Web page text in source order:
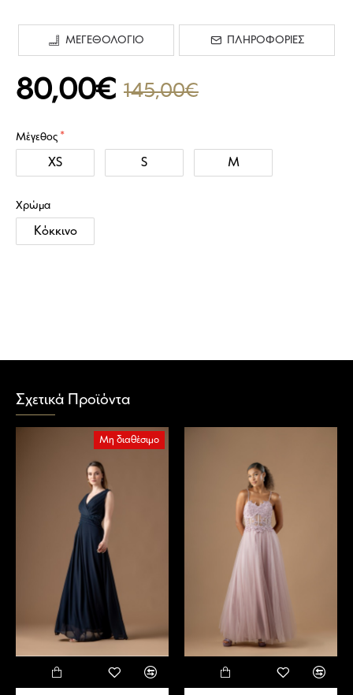
80,00€ 145,00€
Μέγεθος
XS S M
Χρώμα
Κόκκινο
ΜΕΓΕΘΟΛΟΓΙΟ ΠΛΗΡΟΦΟΡΙΕΣ
Σχετικά Προϊόντα
Μη διαθέσιμο